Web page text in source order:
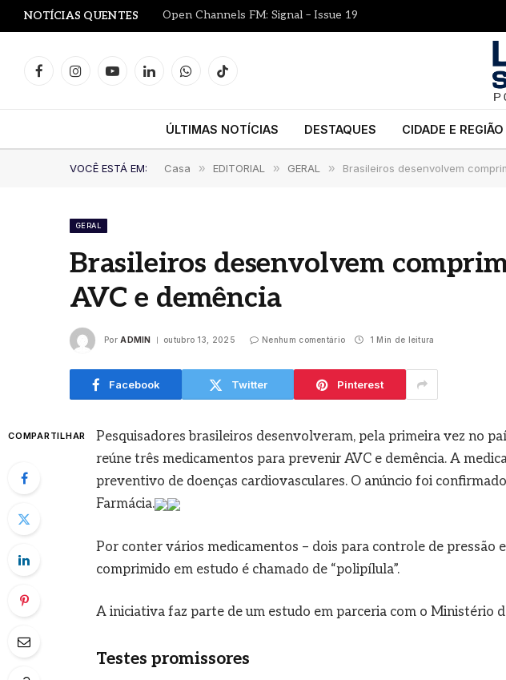
NOTÍCIAS QUENTES Open Channels FM: Signal – Issue 19
FacebookInstagramYouTubeLinkedInWhatsAppTikTok
ÚLTIMAS NOTÍCIAS DESTAQUES CIDADE E REGIÃO
VOCÊ ESTÁ EM: Casa » EDITORIAL » GERAL » Brasileiros desenvolvem
GERAL
Brasileiros desenvolvem
AVC e demência
Por ADMIN outubro 13, 2025 Nenhum comentário 1 Min de leitura
Facebook Twitter Pinterest
COMPARTILHAR
Pesquisadores brasileiros desenvolveram, pela primeira vez no
reúne três medicamentos para prevenir AVC e demência. A
preventivo de doenças cardiovasculares. O anúncio foi
Farmácia.
Por conter vários medicamentos – dois para controle de pressão
comprimido em estudo é chamado de “polipílula”.
A iniciativa faz parte de um estudo em parceria com o Ministério
Testes promissores